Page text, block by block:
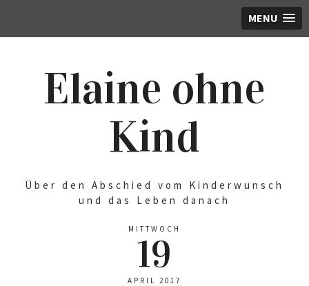
MENU
Elaine ohne
Kind
Über den Abschied vom Kinderwunsch
und das Leben danach
MITTWOCH
19
APRIL 2017